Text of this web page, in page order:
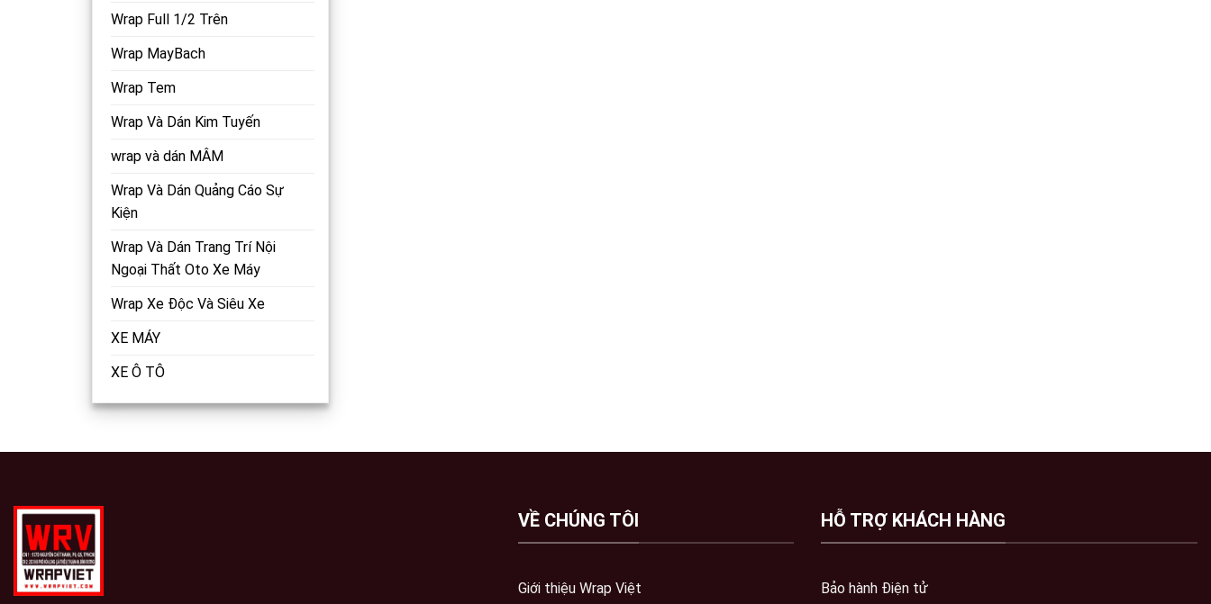
Wrap Full 1/2 Trên
Wrap MayBach
Wrap Tem
Wrap Và Dán Kim Tuyến
wrap và dán MÂM
Wrap Và Dán Quảng Cáo Sự
Kiện
Wrap Và Dán Trang Trí Nội
Ngoại Thất Oto Xe Máy
Wrap Xe Độc Và Siêu Xe
XE MÁY
XE Ô TÔ
VỀ CHÚNG TÔI
Giới thiệu Wrap Việt
HỖ TRỢ KHÁCH HÀNG
Bảo hành Điện tử